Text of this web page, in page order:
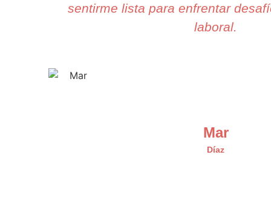
sentirme lista para enfrentar
laboral.
Mar
Díaz